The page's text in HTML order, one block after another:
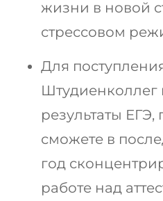
жизни в новой
стрессовом
Для
результаты ЕГЭ,
сможете в
год
работе над